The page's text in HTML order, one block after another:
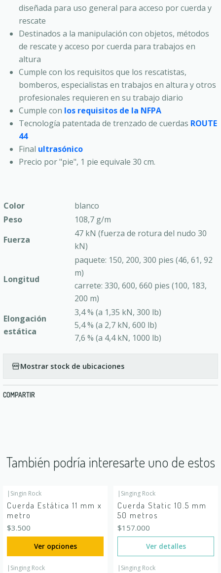
diseñada para uso general para acceso por cuerda y
rescate
Destinados a la manipulación con objetos, métodos
de rescate y acceso por cuerda para trabajos en
altura
Cumple con los requisitos que los rescatistas,
bomberos, especialistas en trabajos en altura y otros
profesionales requieren en su trabajo diario
Cumple con los requisitos de la NFPA
Tecnología patentada de trenzado de cuerdas ROUTE
44
Final ultrasónico
Precio por "pie", 1 pie equivale 30 cm.
Color
blanco
Peso
108,7 g/m
Fuerza
47 kN (fuerza de rotura del nudo 30
kN)
Longitud
paquete: 150, 200, 300 pies (46, 61, 92
m)
carrete: 330, 600, 660 pies (100, 183,
200 m)
Elongación
estática
3,4 % (a 1,35 kN, 300 lb)
5,4 % (a 2,7 kN, 600 lb)
7,6 % (a 4,4 kN, 1000 lb)
Mostrar stock de ubicaciones
COMPARTIR
También podría interesarte uno de estos
| Singin Rock
Cuerda Estática 11 mm x
metro
$3.500
Ver opciones
Agotado
| Singing Rock
Cuerda Static 10.5 mm
50 metros
$157.000
Ver detalles
| Singing Rock | Singing Rock